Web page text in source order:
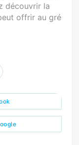
découvrir la
offrir au gré